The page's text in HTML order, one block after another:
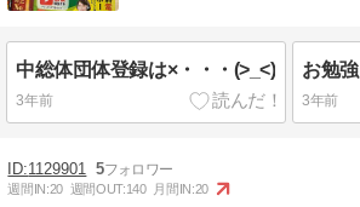
中総体団体登録は×・・・(>_<)
3年前
お勉強
3年前
1129901 5
週間IN:20 週間OUT:140 月間IN:20